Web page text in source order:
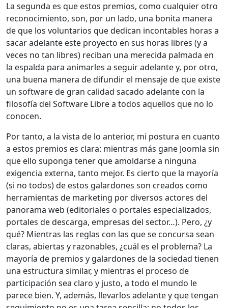
La segunda es que estos premios, como cualquier otro
reconocimiento, son, por un lado, una bonita manera
de que los voluntarios que dedican incontables horas a
sacar adelante este proyecto en sus horas libres (y a
veces no tan libres) reciban una merecida palmada en
la espalda para animarles a seguir adelante y, por otro,
una buena manera de difundir el mensaje de que existe
un software de gran calidad sacado adelante con la
filosofía del Software Libre a todos aquellos que no lo
conocen.
Por tanto, a la vista de lo anterior, mi postura en cuanto
a estos premios es clara: mientras más gane Joomla sin
que ello suponga tener que amoldarse a ninguna
exigencia externa, tanto mejor. Es cierto que la mayoría
(si no todos) de estos galardones son creados como
herramientas de marketing por diversos actores del
panorama web (editoriales o portales especializados,
portales de descarga, empresas del sector…). Pero, ¿y
qué? Mientras las reglas con las que se concursa sean
claras, abiertas y razonables, ¿cuál es el problema? La
mayoría de premios y galardones de la sociedad tienen
una estructura similar, y mientras el proceso de
participación sea claro y justo, a todo el mundo le
parece bien. Y, además, llevarlos adelante y que tengan